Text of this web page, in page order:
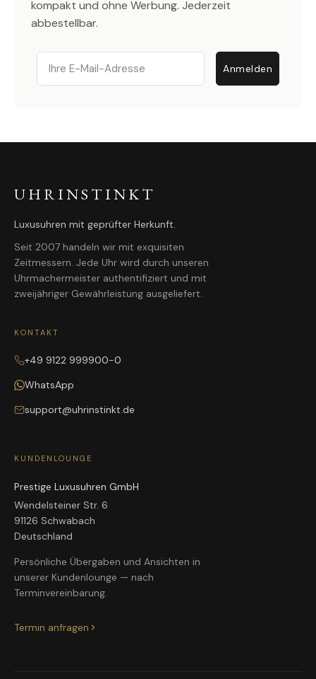
kompakt und ohne Werbung. Jederzeit
abbestellbar.
Email
Anmelden
UHRINSTINKT
Luxusuhren mit geprüfter Herkunft.
Seit 2007 handeln wir mit exquisiten
Zeitmessern. Jede Uhr wird durch unseren
Uhrmachermeister authentifiziert und mit
zweijähriger Gewährleistung ausgeliefert.
KONTAKT
+49 9122 999900-0
WhatsApp
support@uhrinstinkt.de
KUNDENLOUNGE
Prestige Luxusuhren GmbH
Wendelsteiner Str. 6
91126 Schwabach
Deutschland
Persönliche Übergaben und Ansichten in
unserer Kundenlounge — nach
Terminvereinbarung.
Termin anfragen